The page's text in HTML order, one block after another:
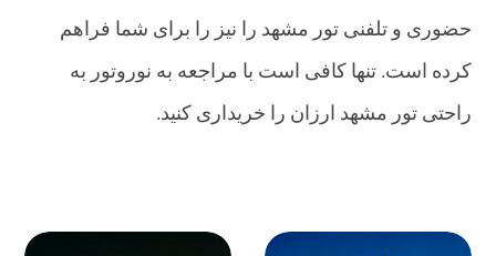
حضوری و تلفنی تور مشهد را نیز را برای شما فراهم
کرده است. تنها کافی است با مراجعه به نوروتور به
راحتی تور مشهد ارزان را خریداری کنید.